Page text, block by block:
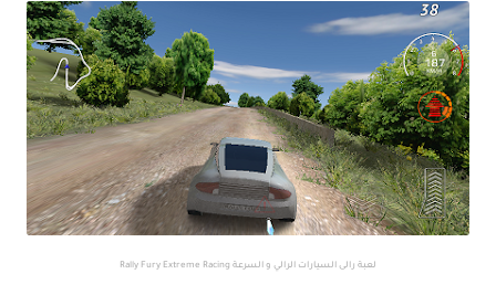
لعبة رالى السيارات الرالي و السرعة Rally Fury Extreme Racing